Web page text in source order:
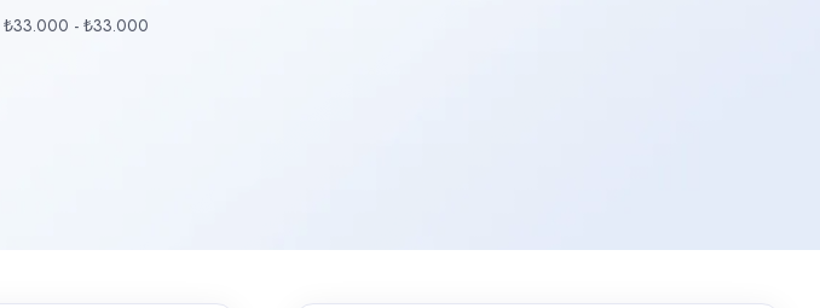
₺33.000 - ₺33.000